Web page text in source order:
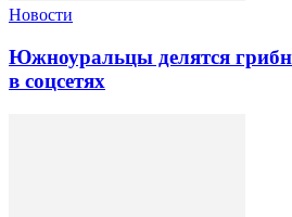
Новости
Южноуральцы делятся
в соцсетях